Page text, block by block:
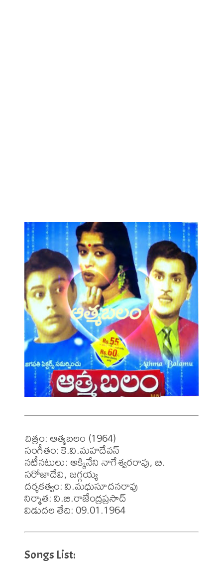
చిత్రం: ఆత్మబలం (1964)
సంగీతం: కె.వి.మహదేవన్
నటీనటులు: అక్కినేని నాగేశ్వరరావు, బి.
సరోజాదేవి, జగ్గయ్య
దర్శకత్వం: వి.మధుసూదనరావు
నిర్మాత: వి.బి.రాజేంద్రప్రసాద్
విడుదల తేది: 09.01.1964